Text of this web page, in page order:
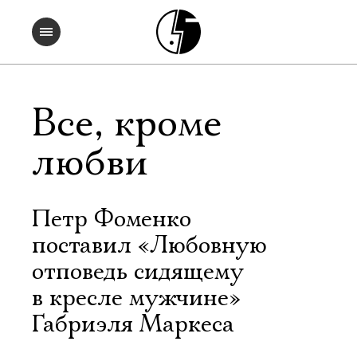
Все, кроме
любви
Петр Фоменко
поставил «Любовную
отповедь сидящему
в кресле мужчине»
Габриэля Маркеса